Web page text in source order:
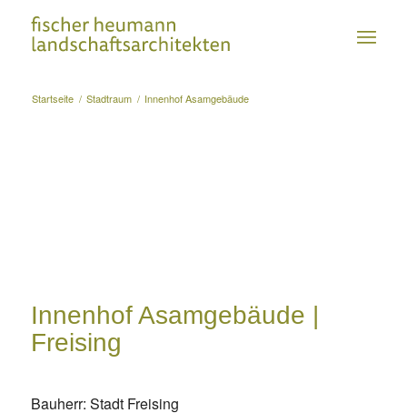
Startseite / Stadtraum / Innenhof Asamgebäude
Innenhof Asamgebäude |
Freising
Bauherr: Stadt Freising